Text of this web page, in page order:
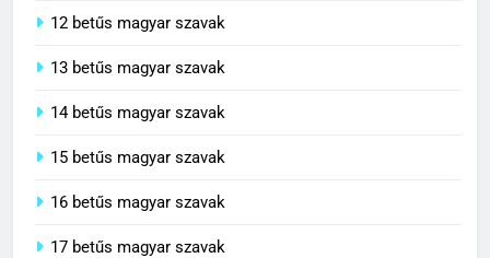
12 betűs magyar szavak
13 betűs magyar szavak
14 betűs magyar szavak
15 betűs magyar szavak
16 betűs magyar szavak
17 betűs magyar szavak